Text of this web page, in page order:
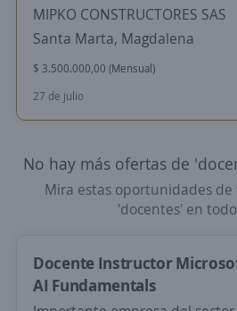
MIPKO CONSTRUCTORES SAS
Santa Marta, Magdalena
$ 3.500.000,00 (Mensual)
27 de julio
No hay más ofertas de
Mira estas oportunidades
'docentes' en
Docente Instructor
AI Fundamentals